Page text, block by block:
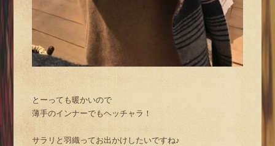
とーっても暖かいので
薄手のインナーでもヘッチャラ！
サラリと羽織ってお出かけしたいですね♪